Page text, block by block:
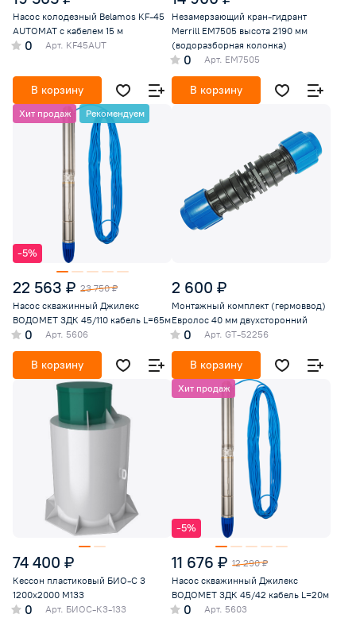
Насос колодезный Belamos KF-45
AUTOMAT с кабелем 15 м
0 Арт. KF45AUT
В корзину
Незамерзающий кран-гидрант
Merrill EM7505 высота 2190 мм
(водоразборная колонка)
0 Арт. EM7505
В корзину
Хит продаж Рекомендуем
-5%
22 563 ₽ 23 750 ₽
Насос скважинный Джилекс
ВОДОМЕТ 3ДК 45/110 кабель L=65м
0 Арт. 5606
В корзину
2 600 ₽
Монтажный комплект (гермоввод)
Евролос 40 мм двухсторонний
0 Арт. GT-52256
В корзину
74 400 ₽
Кессон пластиковый БИО-С 3
1200х2000 М133
0 Арт. БИОС-К3-133
Хит продаж
-5%
11 676 ₽ 12 290 ₽
Насос скважинный Джилекс
ВОДОМЕТ 3ДК 45/42 кабель L=20м
0 Арт. 5603